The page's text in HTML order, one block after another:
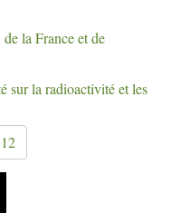
la France et de
sur la radioactivité et les
12